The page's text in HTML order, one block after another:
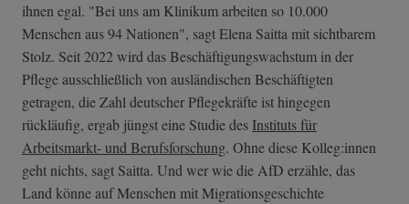
ihnen egal. "Bei uns am Klinikum arbeiten so 10.000
Menschen aus 94 Nationen", sagt Elena Saitta mit sichtbarem
Stolz. Seit 2022 wird das Beschäftigungswachstum in der
Pflege ausschließlich von ausländischen Beschäftigten
getragen, die Zahl deutscher Pflegekräfte ist hingegen
rückläufig, ergab jüngst eine Studie desInstituts für
Arbeitsmarkt- und Berufsforschung. Ohne diese Kolleg:innen
geht nichts, sagt Saitta. Und wer wie die AfD erzähle, das
Land könne auf Menschen mit Migrationsgeschichte